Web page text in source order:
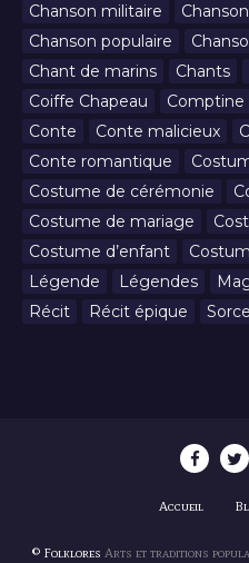
Chanson militaire
Chanson populaire
Chant de marins
Chants
Coiffe Chapeau
Comptine
Conte
Conte malicieux
Conte romantique
Costume de cérémonie
Costume de mariage
Costume d’enfant
Légende
Légendes
Récit
Récit épique
Accueil
© Folklores Arts et traditions